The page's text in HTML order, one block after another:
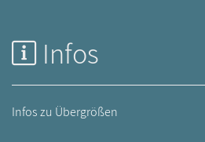
Infos
Infos zu Übergrößen